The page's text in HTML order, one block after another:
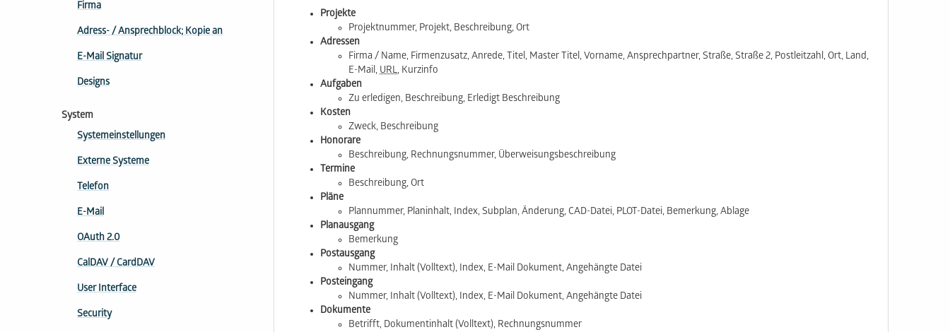
Firma
Adress- / Ansprechblock; Kopie an
E-Mail Signatur
Designs
System
Systemeinstellungen
Externe Systeme
Telefon
E-Mail
OAuth 2.0
CalDAV / CardDAV
User Interface
Security
Projekte
Projektnummer, Projekt, Beschreibung, Ort
Adressen
Firma / Name, Firmenzusatz, Anrede, Titel, Master Titel, Vorname, Ansprechpartner, Straße, Straße 2, Postleitzahl, Ort, Land,
E-Mail,URL, Kurzinfo
Aufgaben
Zu erledigen, Beschreibung, Erledigt Beschreibung
Kosten
Zweck, Beschreibung
Honorare
Beschreibung, Rechnungsnummer, Überweisungsbeschreibung
Termine
Beschreibung, Ort
Pläne
Plannummer, Planinhalt, Index, Subplan, Änderung, CAD-Datei, PLOT-Datei, Bemerkung, Ablage
Planausgang
Bemerkung
Postausgang
Nummer, Inhalt (Volltext), Index, E-Mail Dokument, Angehängte Datei
Posteingang
Nummer, Inhalt (Volltext), Index, E-Mail Dokument, Angehängte Datei
Dokumente
Betrifft, Dokumentinhalt (Volltext), Rechnungsnummer